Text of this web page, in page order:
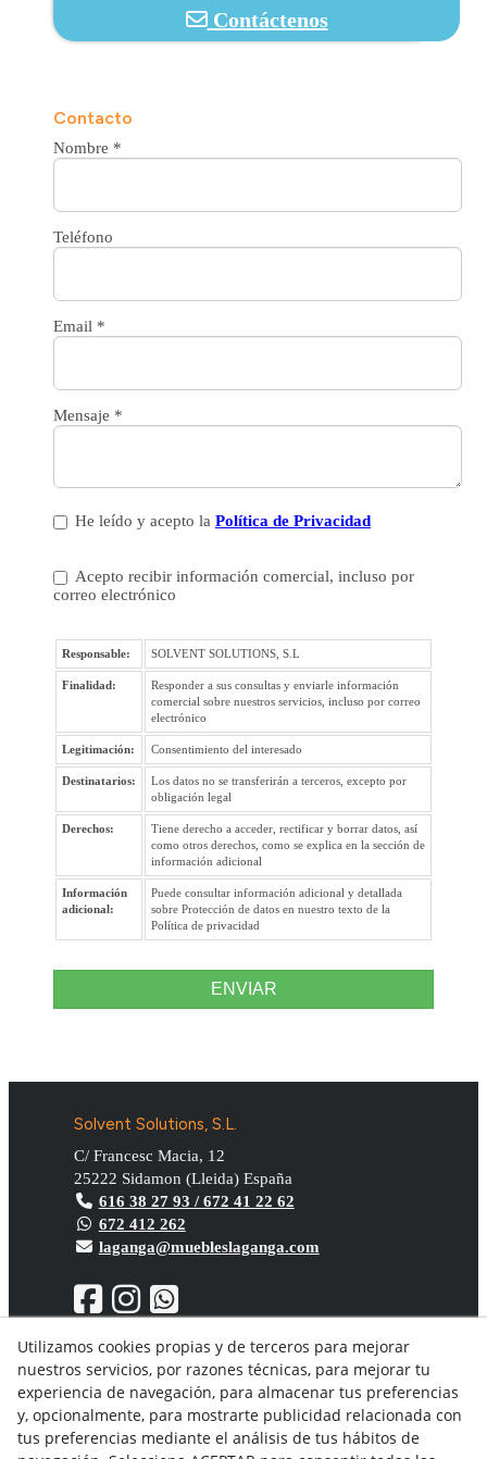
Contáctenos
Contacto
Nombre *
Teléfono
Email *
Mensaje *
He leído y acepto la Política de Privacidad
Acepto recibir información comercial, incluso por
correo electrónico
Responsable: SOLVENT SOLUTIONS, S.L
Finalidad:
Responder a sus consultas y enviarle información
comercial sobre nuestros servicios, incluso por correo
electrónico
Legitimación: Consentimiento del interesado
Destinatarios:
Los datos no se transferirán a terceros, excepto por
obligación legal
Derechos:
Tiene derecho a acceder, rectificar y borrar datos, así
como otros derechos, como se explica en la sección de
información adicional
Información
adicional:
Puede consultar información adicional y detallada
sobre Protección de datos en nuestro texto de la
Política de privacidad
ENVIAR
Solvent Solutions, S.L.
C/ Francesc Macia, 12
25222 Sidamon (Lleida) España
616 38 27 93 / 672 41 22 62
672 412 262
laganga@muebleslaganga.com
Aviso Legal
Política de privacidad
Política Cookies
Condiciones generales de compra
Utilizamos cookies propias y de terceros para mejorar
nuestros servicios, por razones técnicas, para mejorar tu
experiencia de navegación, para almacenar tus preferencias
y, opcionalmente, para mostrarte publicidad relacionada con
tus preferencias mediante el análisis de tus hábitos de